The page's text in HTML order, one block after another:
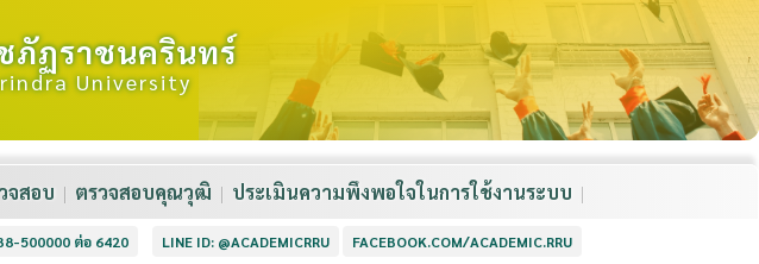
ภัฏราชนครินทร์
University
จสอบ ตรวจสอบคุณวุฒิ ประเมินความพึงพอใจในการใช้งานระบบ
500000 ต่อ 6420 LINE ID: @ACADEMICRRU FACEBOOK.COM/ACADEMIC.RRU